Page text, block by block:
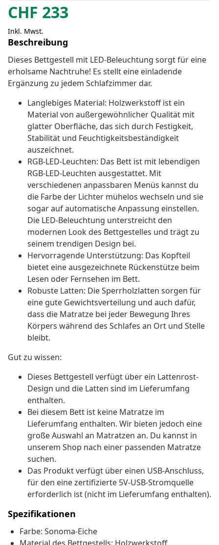
CHF 233
Inkl. Mwst.
Beschreibung
Dieses Bettgestell mit LED-Beleuchtung sorgt für eine
erholsame Nachtruhe! Es stellt eine einladende
Ergänzung zu jedem Schlafzimmer dar.
Langlebiges Material: Holzwerkstoff ist ein
Material von außergewöhnlicher Qualität mit
glatter Oberfläche, das sich durch Festigkeit,
Stabilität und Feuchtigkeitsbeständigkeit
auszeichnet.
RGB-LED-Leuchten: Das Bett ist mit lebendigen
RGB-LED-Leuchten ausgestattet. Mit
verschiedenen anpassbaren Menüs kannst du
die Farbe der Lichter mühelos wechseln und sie
sogar auf automatische Anpassung einstellen.
Die LED-Beleuchtung unterstreicht den
modernen Look des Bettgestelles und trägt zu
seinem trendigen Design bei.
Hervorragende Unterstützung: Das Kopfteil
bietet eine ausgezeichnete Rückenstütze beim
Lesen oder Fernsehen im Bett.
Robuste Latten: Die Sperrholzlatten sorgen für
eine gute Gewichtsverteilung und auch dafür,
dass die Matratze bei jeder Bewegung Ihres
Körpers während des Schlafes an Ort und Stelle
bleibt.
Gut zu wissen:
Dieses Bettgestell verfügt über ein Lattenrost-
Design und die Latten sind im Lieferumfang
enthalten.
Bei diesem Bett ist keine Matratze im
Lieferumfang enthalten. Wir bieten jedoch eine
große Auswahl an Matratzen an. Du kannst in
unserem Shop nach einer passenden Matratze
suchen.
Das Produkt verfügt über einen USB-Anschluss,
für den eine zertifizierte 5V-USB-Stromquelle
erforderlich ist (nicht im Lieferumfang enthalten).
Spezifikationen
Farbe: Sonoma-Eiche